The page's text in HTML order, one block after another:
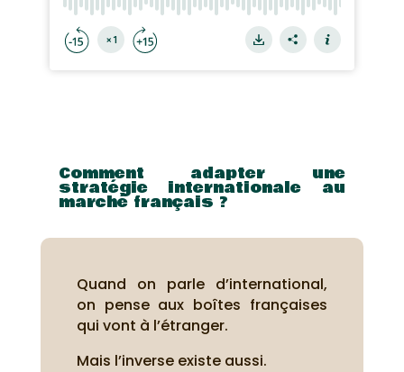
Comment adapter une
stratégie internationale au
marché français ?
Quand on parle d’international,
on pense aux boîtes françaises
qui vont à l’étranger.
Mais l’inverse existe aussi.